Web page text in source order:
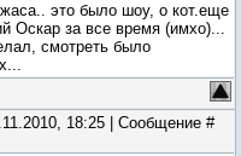
это было шоу, о кот.еще
Оскар за все время (имхо)...
смотреть было
18:25 | Сообщение #